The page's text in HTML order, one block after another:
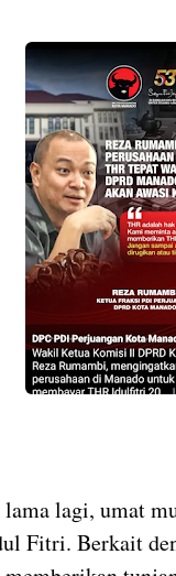
lagi, umat
Fitri. Berkait